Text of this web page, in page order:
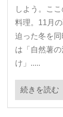
しよう。こ
料理。11月
迫った冬を
は「自然薯
け」.....
続きを読む